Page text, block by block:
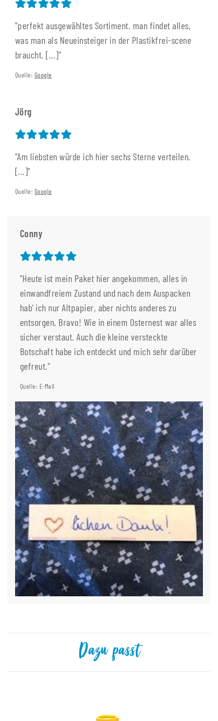
"perfekt ausgewähltes Sortiment. man findet alles,
was man als Neueinsteiger in der Plastikfrei-scene
braucht. [...]"
Quelle: Google
Jörg
"Am liebsten würde ich hier sechs Sterne verteilen.
[...]"
Quelle: Google
Conny
"Heute ist mein Paket hier angekommen, alles in
einwandfreiem Zustand und nach dem Auspacken
hab‘ ich nur Altpapier, aber nichts anderes zu
entsorgen, Bravo! Wie in einem Osternest war alles
sicher verstaut. Auch die kleine versteckte
Botschaft habe ich entdeckt und mich sehr darüber
gefreut."
Quelle: E-Mail
Dazu passt